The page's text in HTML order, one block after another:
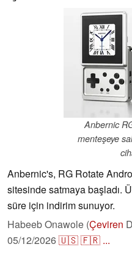
Anbernic
menteşeye
Anbernic's, RG Rotate
sitesinde satmaya başladı.
süre için indirim sunuyor.
Habeeb Onawole (Çeviren
05/12/2026🇺🇸🇫🇷 ...